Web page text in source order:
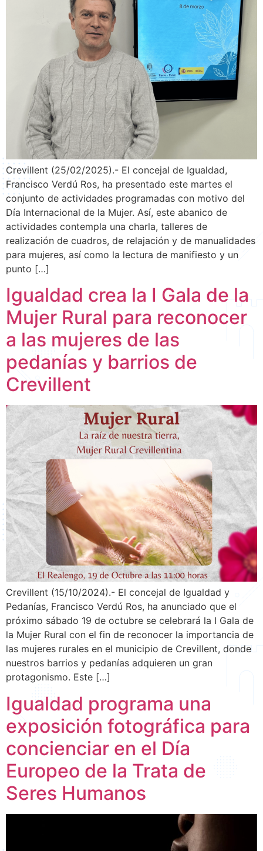
Crevillent (25/02/2025).- El concejal de Igualdad,
Francisco Verdú Ros, ha presentado este martes el
conjunto de actividades programadas con motivo del
Día Internacional de la Mujer. Así, este abanico de
actividades contempla una charla, talleres de
realización de cuadros, de relajación y de manualidades
para mujeres, así como la lectura de manifiesto y un
punto […]
Igualdad crea la I Gala de la
Mujer Rural para reconocer
a las mujeres de las
pedanías y barrios de
Crevillent
Crevillent (15/10/2024).- El concejal de Igualdad y
Pedanías, Francisco Verdú Ros, ha anunciado que el
próximo sábado 19 de octubre se celebrará la I Gala de
la Mujer Rural con el fin de reconocer la importancia de
las mujeres rurales en el municipio de Crevillent, donde
nuestros barrios y pedanías adquieren un gran
protagonismo. Este […]
Igualdad programa una
exposición fotográfica para
concienciar en el Día
Europeo de la Trata de
Seres Humanos